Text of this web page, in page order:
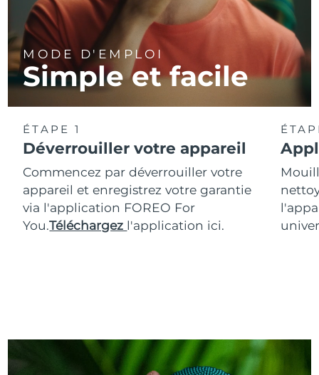
MODE D'EMPLOI
Simple et facile
ÉTAPE 1
Déverrouiller votre appareil
Commencez par déverrouiller votre
appareil et enregistrez votre garantie
via l'application FOREO For
You.Téléchargez l'application ici.